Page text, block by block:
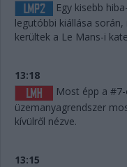
Egy kisebb
legutóbbi kiállása
kerültek a Le Mans-i
13:18
Most épp a
üzemanyagrendszer
kívülről nézve.
13:15